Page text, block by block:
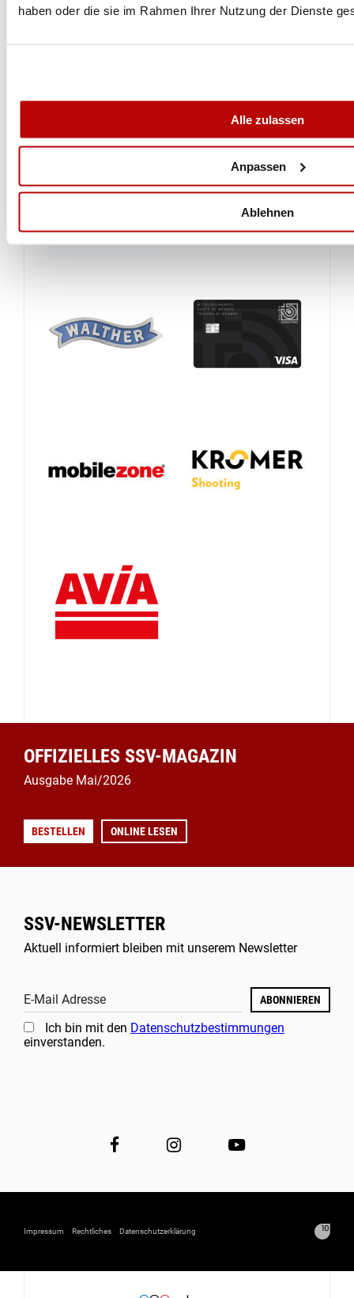
haben oder die sie im Rahmen Ihrer Nutzung der Dienste
Alle zulassen
Anpassen
Ablehnen
OFFIZIELLES SSV-MAGAZIN
Ausgabe Mai/2026
BESTELLEN ONLINE LESEN
SSV-NEWSLETTER
Aktuell informiert bleiben mit unserem Newsletter
E-Mail Adresse ABONNIEREN
Ich bin mit den Datenschutzbestimmungen
einverstanden.
Impressum Rechtliches Datenschutzerklärung